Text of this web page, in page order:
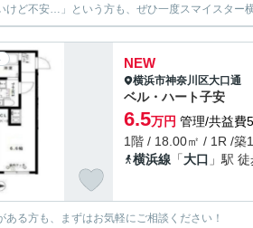
けど不安…」という方も、ぜひ一度スマイスター
NEW
横浜市神奈川区大口通
ベル・ハート子安
6.5万円 管理/共益費
1階 / 18.00㎡ / 1R /築
横浜線 「大口 」駅
ある方も、まずはお気軽にご相談ください！